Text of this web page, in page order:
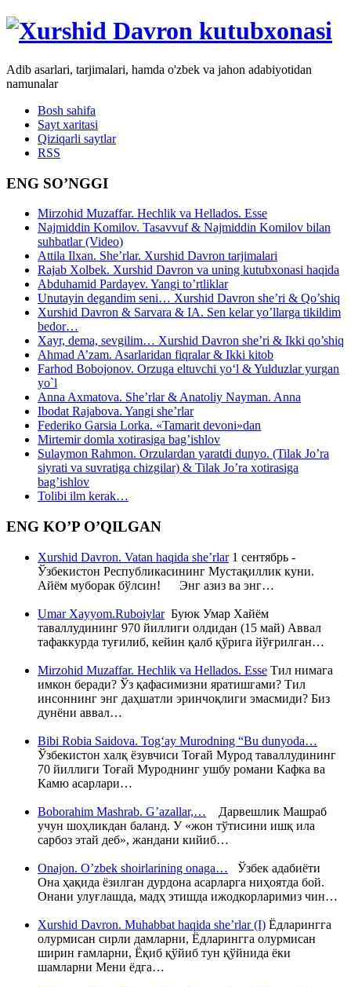
Adib asarlari, tarjimalari, hamda o'zbek va jahon adabiyotidan
namunalar
Bosh sahifa
Sayt xaritasi
Qiziqarli saytlar
RSS
ENG SO’NGGI
Mirzohid Muzaffar. Hechlik va Hellados. Esse
Najmiddin Komilov. Tasavvuf & Najmiddin Komilov bilan
suhbatlar (Video)
Attila Ilxan. She’rlar. Xurshid Davron tarjimalari
Rajab Xolbek. Xurshid Davron va uning kutubxonasi haqida
Abduhamid Pardayev. Yangi to’rtliklar
Unutayin degandim seni… Xurshid Davron she’ri & Qo’shiq
Xurshid Davron & Sarvara & IA. Sen kelar yo’llarga tikildim
bedor…
Xayr, dema, sevgilim… Xurshid Davron she’ri & Ikki qo’shiq
Ahmad A’zam. Asarlaridan fiqralar & Ikki kitob
Farhod Bobojonov. Orzuga eltuvchi yo‘l & Yulduzlar yurgan
yo`l
Anna Axmatova. She’rlar & Anatoliy Nayman. Anna
Ibodat Rajabova. Yangi she’rlar
Federiko Garsia Lorka. «Tamarit devoni»dan
Mirtemir domla xotirasiga bag’ishlov
Sulaymon Rahmon. Orzulardan yaratdi dunyo. (Tilak Jo’ra
siyrati va suvratiga chizgilar) & Tilak Jo’ra xotirasiga
bag’ishlov
Tolibi ilm kerak…
ENG KO’P O’QILGAN
Xurshid Davron. Vatan haqida she’rlar1 сентябрь -
Ўзбекистон Республикасининг Мустақиллик куни.
Айём муборак бўлсин! Энг азиз ва энг…
Umar Xayyom.RuboiylarБуюк Умар Хайём
таваллудининг 970 йиллиги олдидан (15 май) Аввал
тафаккурда туғилиб, кейин қалб қўрига йўғрилган…
Mirzohid Muzaffar. Hechlik va Hellados. Esse Тил нимага
имкон беради? Ўз қафасимизни яратишгами? Тил
инсоннинг энг даҳшатли эринчоқлиги эмасмиди? Биз
дунёни аввал…
Bibi Robia Saidova. Tog‘ay Murodning “Bu dunyoda…
Ўзбекистон халқ ёзувчиси Тоғай Мурод таваллудининг
70 йиллиги Тоғай Муроднинг ушбу романи Кафка ва
Камю асарлари…
Boborahim Mashrab. G’azallar,… Дарвешлик Машраб
учун шоҳликдан баланд. У «жон тўтисини ишқ ила
сарбоз этай деб», жандани кийиб…
Onajon. O’zbek shoirlarining onaga… Ўзбек адабиёти
Она ҳақида ёзилган дурдона асарларга ниҳоятда бой.
Онани улуғлашда, мадҳ этишда ижодкорларимиз чин…
Xurshid Davron. Muhabbat haqida she’rlar (I) Ёдларингга
олурмисан сирли дамларни, Ёдларингга олурмисан
ширин ғамларни, Ёқиб қўйиб тун қўйнида ёки
шамларни Мени ёдга…